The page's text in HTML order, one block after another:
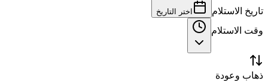
تاريخ الاستلام اختر التاريخ
وقت الاستلام
ذهاب وعودة